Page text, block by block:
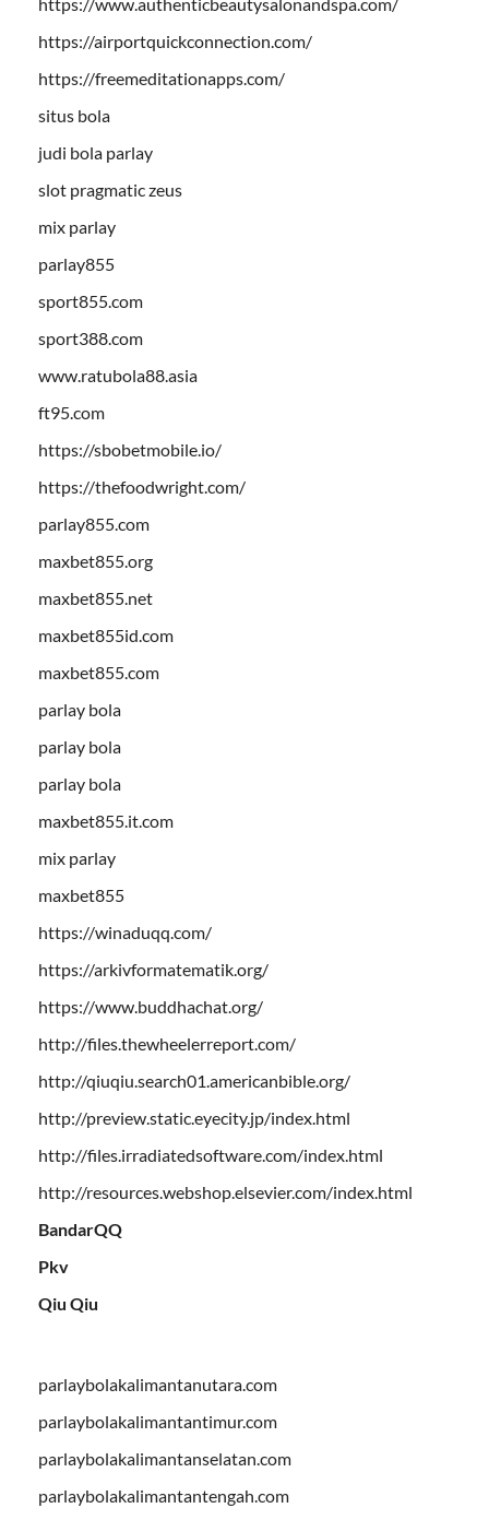
https://airportquickconnection.com/
https://freemeditationapps.com/
situs bola
judi bola parlay
slot pragmatic zeus
mix parlay
parlay855
sport855.com
sport388.com
www.ratubola88.asia
ft95.com
https://sbobetmobile.io/
https://thefoodwright.com/
parlay855.com
maxbet855.org
maxbet855.net
maxbet855id.com
maxbet855.com
parlay bola
parlay bola
parlay bola
maxbet855.it.com
mix parlay
maxbet855
https://winaduqq.com/
https://arkivformatematik.org/
https://www.buddhachat.org/
http://files.thewheelerreport.com/
http://qiuqiu.search01.americanbible.org/
http://preview.static.eyecity.jp/index.html
http://files.irradiatedsoftware.com/index.html
http://resources.webshop.elsevier.com/index.html
BandarQQ
Pkv
Qiu Qiu
parlaybolakalimantanutara.com
parlaybolakalimantantimur.com
parlaybolakalimantanselatan.com
parlaybolakalimantantengah.com